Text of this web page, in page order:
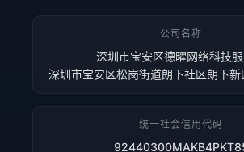
公司名称
深圳市宝安区德曜网络科技
深圳市宝安区松岗街道朗下社区朗下
统一社会信用代码